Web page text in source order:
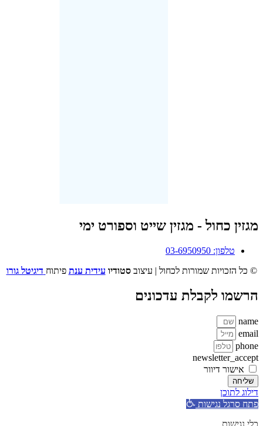
מגזין כחול - מגזין שייט וספורט ימי
טלפון: 03-6950950
© כל הזכויות שמורות לכחול | עיצובסטודיו עידית ענת פיתוח דיגיטל גורו
הרשמו לקבלת עדכונים
name
email
phone
newsletter_accept
אישור דיוור
שליחה
דילוג לתוכן
פתח סרגל נגישות
כלי נגישות